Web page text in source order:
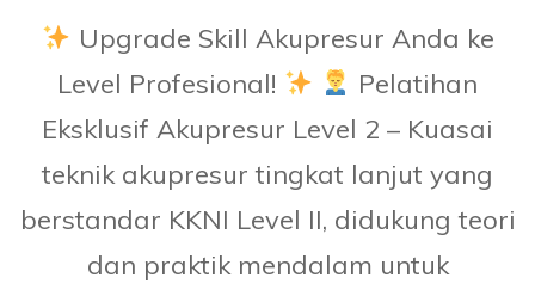
Upgrade Skill Akupresur Anda ke
Level Profesional!
Pelatihan
Eksklusif Akupresur Level 2 – Kuasai
teknik akupresur tingkat lanjut yang
berstandar KKNI Level II, didukung teori
dan praktik mendalam untuk